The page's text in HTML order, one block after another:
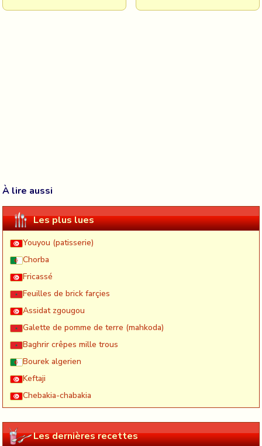
À lire aussi
Les plus lues
Youyou (patisserie)
Chorba
Fricassé
Feuilles de brick farçies
Assidat zgougou
Galette de pomme de terre (mahkoda)
Baghrir crêpes mille trous
Bourek algerien
Keftaji
Chebakia-chabakia
Les dernières recettes